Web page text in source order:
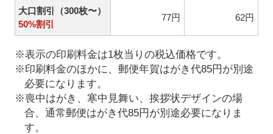
大口割引（300枚〜）
50%割引
77円 62円
※表示の印刷料金は1枚当りの税込価格です。
※印刷料金のほかに、郵便年賀はがき代85円が別途
必要になります。
※喪中はがき、寒中見舞い、挨拶状デザインの場
合、通常郵便はがき代85円が別途必要になりま
す。